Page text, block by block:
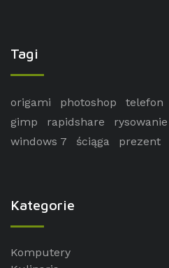
Tagi
origami photoshop telefon
gimp
rapidshare rysowanie
windows 7
ściąga prezent
Kategorie
Komputery